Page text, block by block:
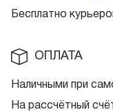
Бесплатно
ОПЛАТА
Наличными при
На рассчётный